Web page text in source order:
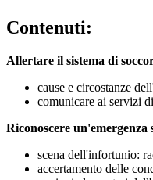
Contenuti:
Allertare il sistema di
cause e circostanze
comunicare ai servizi
Riconoscere un'emergenza
scena dell'infortunio:
accertamento delle